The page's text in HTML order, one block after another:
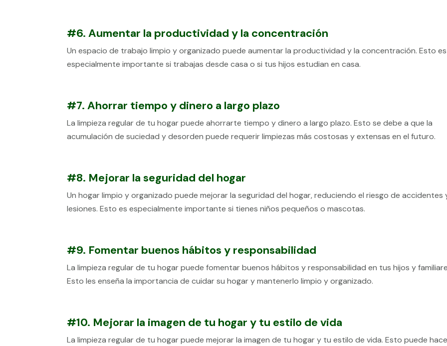
#6. Aumentar la productividad y la concentración
Un espacio de trabajo limpio y organizado puede aumentar la productividad y la concentración. Esto es
especialmente importante si trabajas desde casa o si tus hijos estudian en casa.
#7. Ahorrar tiempo y dinero a largo plazo
La limpieza regular de tu hogar puede ahorrarte tiempo y dinero a largo plazo. Esto se debe a que la
acumulación de suciedad y desorden puede requerir limpiezas más costosas y extensas en el futuro.
#8. Mejorar la seguridad del hogar
Un hogar limpio y organizado puede mejorar la seguridad del hogar, reduciendo el riesgo de accidentes
lesiones. Esto es especialmente importante si tienes niños pequeños o mascotas.
#9. Fomentar buenos hábitos y responsabilidad
La limpieza regular de tu hogar puede fomentar buenos hábitos y responsabilidad en tus hijos y
Esto les enseña la importancia de cuidar su hogar y mantenerlo limpio y organizado.
#10. Mejorar la imagen de tu hogar y tu estilo de vida
La limpieza regular de tu hogar puede mejorar la imagen de tu hogar y tu estilo de vida. Esto puede